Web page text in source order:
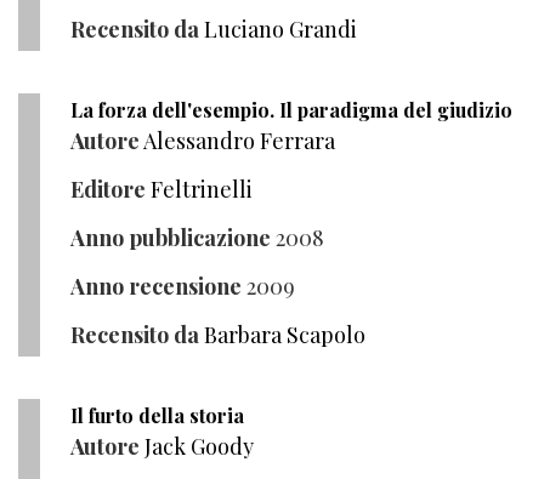
Recensito daLuciano Grandi
La forza dell'esempio. Il paradigma del giudizio
AutoreAlessandro Ferrara
Editore Feltrinelli
Anno pubblicazione 2008
Anno recensione 2009
Recensito daBarbara Scapolo
Il furto della storia
Autore Jack Goody